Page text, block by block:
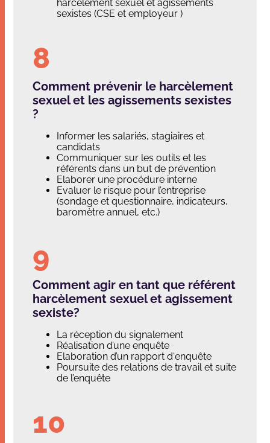
harcèlement sexuel et agissements
sexistes (CSE et employeur )
Comment prévenir le harcèlement
sexuel et les agissements sexistes
?
Informer les salariés, stagiaires et
candidats
Communiquer sur les outils et les
référents dans un but de prévention
Elaborer une procédure interne
Evaluer le risque pour l’entreprise
(sondage et questionnaire, indicateurs,
baromètre annuel, etc.)
Comment agir en tant que référent
harcèlement sexuel et agissement
sexiste?
La réception du signalement
Réalisation d’une enquête
Elaboration d’un rapport d‘enquête
Poursuite des relations de travail et suite
de l’enquête